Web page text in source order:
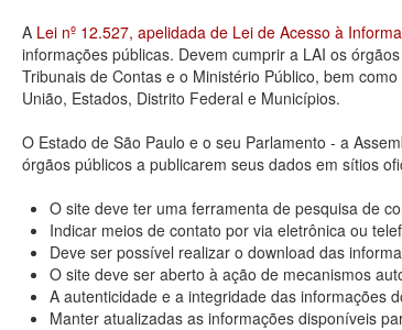
A Lei nº 12.527, apelidada de Lei de Acesso à
informações públicas. Devem cumprir a LAI os
Tribunais de Contas e o Ministério Público, bem
União, Estados, Distrito Federal e Municípios.
O Estado de São Paulo e o seu Parlamento - a
órgãos públicos a publicarem seus dados em sítios
O site deve ter uma ferramenta de pesquisa de
Indicar meios de contato por via eletrônica ou
Deve ser possível realizar o download das
O site deve ser aberto à ação de mecanismos
A autenticidade e a integridade das informações
Manter atualizadas as informações disponíveis